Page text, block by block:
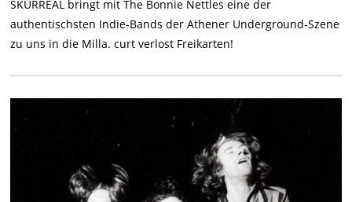
SKURREAL bringt mit The Bonnie Nettles eine der
authentischsten Indie-Bands der Athener Underground-Szene
zu uns in die Milla. curt verlost Freikarten!